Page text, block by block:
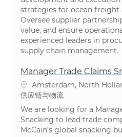
strategies for ocean freight
Oversee supplier
value, and ensure
experienced leaders in
supply chain management.
Manager Trade Claims
位置Amsterdam, North
类别
供应链与物流
We are looking for a
Snacking to lead trade
McCain’s global snacking